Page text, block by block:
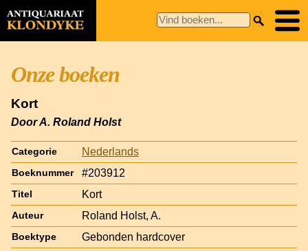
Onze boeken
Kort
Door A. Roland Holst
Categorie Nederlands
Boeknummer #203912
Titel Kort
Auteur Roland Holst, A.
Boektype Gebonden hardcover